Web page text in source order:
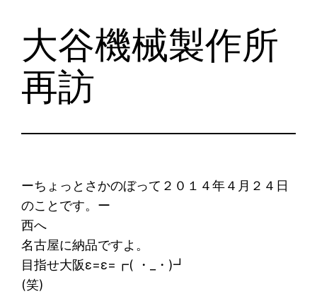
大谷機械製作所
再訪
ーちょっとさかのぼって２０１４年４月２４日
のことです。ー
西へ
名古屋に納品ですよ。
目指せ大阪ε=ε=┏( ・_・)┛
(笑)